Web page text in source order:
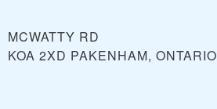
MCWATTY RD
KOA 2XD PAKENHAM, ONTARIO